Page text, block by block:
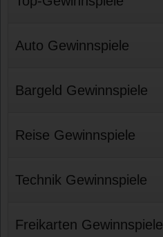
Auto Gewinnspiele
Bargeld Gewinnspiele
Reise Gewinnspiele
Technik Gewinnspiele
Freikarten Gewinnspiele